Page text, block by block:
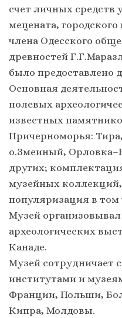
счет личных средств
мецената,
члена Одесского
древностей
было предоставлено
Основная
полевых
известных
Причерноморья:
о.Змеиный,
других;
музейных
популяризация в том
Музей
археологических
Канаде.
Музей сотрудничает
институтами и
Франции, Польши,
Кипра, Молдовы.